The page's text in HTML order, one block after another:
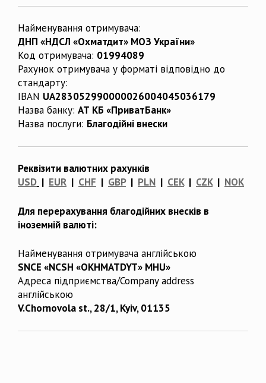
Найменування отримувача:
ДНП «НДСЛ «Охматдит» МОЗ України»
Код отримувача: 01994089
Рахунок отримувача у форматі відповідно до
стандарту:
IBAN UA283052990000026004045036179
Назва банку: АТ КБ «ПриватБанк»
Назва послуги: Благодійні внески
Реквізити валютних рахунків
USD | EUR | CHF | GBP| PLN | CEK| CZK| NOK
Для перерахування благодійних внесків в
іноземній валюті:
Найменування отримувача англійською
SNCE «NCSH «OKHMATDYT» MHU»
Адреса підприємства/Company address
англійською
V.Chornovola st., 28/1, Kyiv, 01135